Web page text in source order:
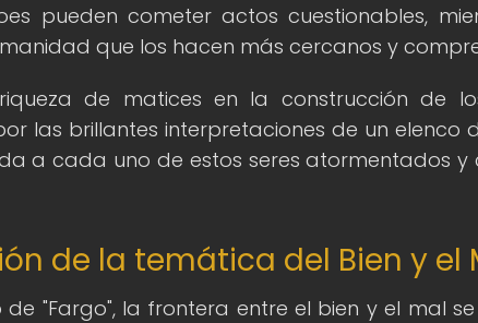
pueden cometer actos cuestionables,
que los hacen más cercanos y
de matices en la construcción de
las brillantes interpretaciones de un elenco
a cada uno de estos seres atormentados
de la temática del Bien y el
de "Fargo", la frontera entre el bien y el mal